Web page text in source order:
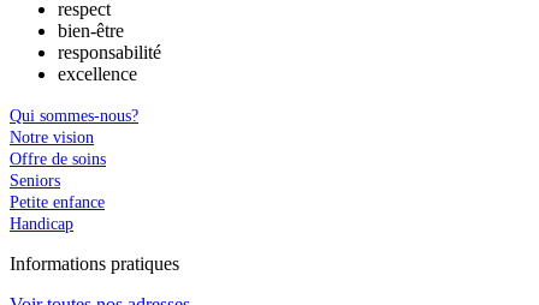
respect
bien-être
responsabilité
excellence
Qui sommes-nous?
Notre vision
Offre de soins
Seniors
Petite enfance
Handicap
Informations pratiques